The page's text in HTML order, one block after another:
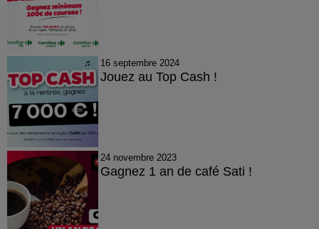
16 septembre 2024
Jouez au Top Cash !
24 novembre 2023
Gagnez 1 an de café Sati !